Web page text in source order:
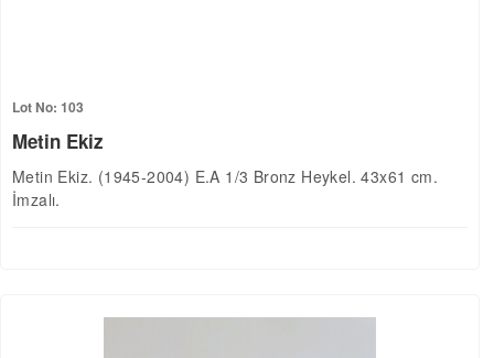
Lot No: 103
Metin Ekiz
Metin Ekiz. (1945-2004) E.A 1/3 Bronz Heykel. 43x61 cm.
İmzalı.